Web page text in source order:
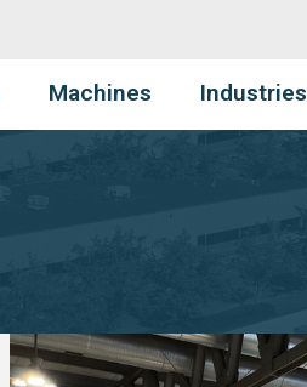
Machines Industries